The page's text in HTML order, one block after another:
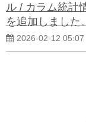
ル / カラム統計
を追加しました。
2026-02-12 05:07